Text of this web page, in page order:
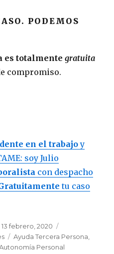
PODEMOS
es totalmente gratuita
compromiso.
en el trabajoy
soy Julio
con despacho
tu caso
Publicado
el
13 febrero, 2020
Etiquetas
Ayuda Tercera Persona
Personal